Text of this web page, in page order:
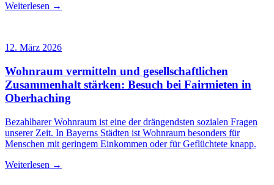
Weiterlesen →
12. März 2026
Wohnraum vermitteln und gesellschaftlichen
Zusammenhalt stärken: Besuch bei Fairmieten in
Oberhaching
Bezahlbarer Wohnraum ist eine der drängendsten sozialen Fragen
unserer Zeit. In Bayerns Städten ist Wohnraum besonders für
Menschen mit geringem Einkommen oder für Geflüchtete knapp.
Weiterlesen →